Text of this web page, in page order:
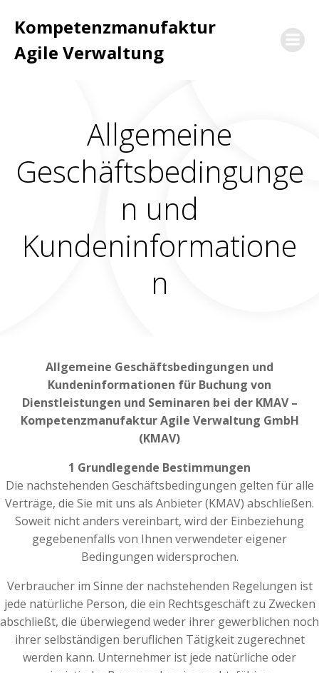
Inhalt
Kompetenzmanufaktur
Agile Verwaltung
Allgemeine
Geschäftsbedingunge
n und
Kundeninformatione
n
Allgemeine Geschäftsbedingungen und
Kundeninformationen für Buchung von
Dienstleistungen und Seminaren bei der KMAV –
Kompetenzmanufaktur Agile Verwaltung GmbH
(KMAV)
1 Grundlegende Bestimmungen
Die nachstehenden Geschäftsbedingungen gelten für alle
Verträge, die Sie mit uns als Anbieter (KMAV) abschließen.
Soweit nicht anders vereinbart, wird der Einbeziehung
gegebenenfalls von Ihnen verwendeter eigener
Bedingungen widersprochen.
Verbraucher im Sinne der nachstehenden Regelungen ist
jede natürliche Person, die ein Rechtsgeschäft zu Zwecken
abschließt, die überwiegend weder ihrer gewerblichen noch
ihrer selbständigen beruflichen Tätigkeit zugerechnet
werden kann. Unternehmer ist jede natürliche oder